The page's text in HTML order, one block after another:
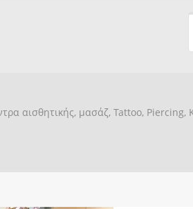
αισθητικής, μασάζ, Tattoo, Piercing,